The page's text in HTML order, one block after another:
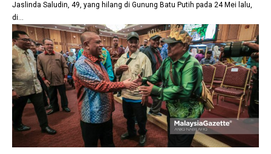
Jaslinda Saludin, 49, yang hilang di Gunung Batu Putih pada 24 Mei lalu,
di...